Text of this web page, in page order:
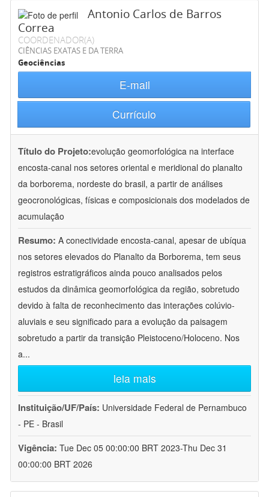
Antonio Carlos de Barros
Correa
COORDENADOR(A)
CIÊNCIAS EXATAS E DA TERRA
Geociências
E-mail
Currículo
Título do Projeto:evolução geomorfológica na interface
encosta-canal nos setores oriental e meridional do planalto
da borborema, nordeste do brasil, a partir de análises
geocronológicas, físicas e composicionais dos modelados de
acumulação
Resumo: A conectividade encosta-canal, apesar de ubíqua
nos setores elevados do Planalto da Borborema, tem seus
registros estratigráficos ainda pouco analisados pelos
estudos da dinâmica geomorfológica da região, sobretudo
devido à falta de reconhecimento das interações colúvio-
aluviais e seu significado para a evolução da paisagem
sobretudo a partir da transição Pleistoceno/Holoceno. Nos
a...
leia mais
Instituição/UF/País: Universidade Federal de Pernambuco
- PE - Brasil
Vigência: Tue Dec 05 00:00:00 BRT 2023-Thu Dec 31
00:00:00 BRT 2026